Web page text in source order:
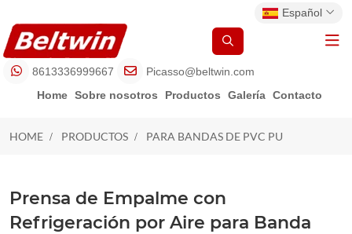
Español
8613336999667
Picasso@beltwin.com
Home Sobre nosotros Productos Galería Contacto
PARA BANDAS DE PVC PU
HOME PRODUCTOS PARA BANDAS DE PVC PU
Prensa de Empalme con
Refrigeración por Aire para Banda